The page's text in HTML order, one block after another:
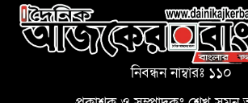
নিবন্ধন নাম্বারঃ ১১০